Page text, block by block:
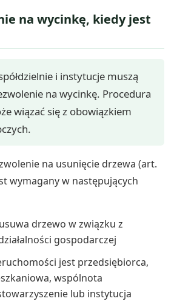
na wycinkę, kiedy jest
i instytucje muszą
na wycinkę. Procedura
wiązać się z obowiązkiem
na usunięcie drzewa (art.
wymagany w następujących
drzewo w związku z
gospodarczej
jest przedsiębiorca,
wspólnota
lub instytucja